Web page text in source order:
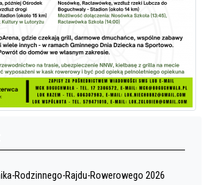
Rodzinnego-Rajdu-Rowerowego 2026